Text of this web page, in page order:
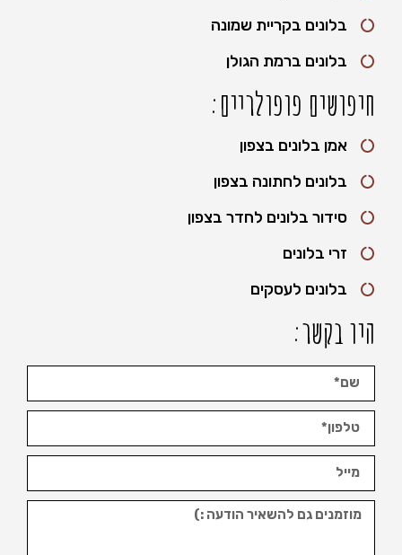
בלונים בקריית שמונה
בלונים ברמת הגולן
חיפושים פופולריים:
אמן בלונים בצפון
בלונים לחתונה בצפון
סידור בלונים לחדר בצפון
זרי בלונים
בלונים לעסקים
היו בקשר: